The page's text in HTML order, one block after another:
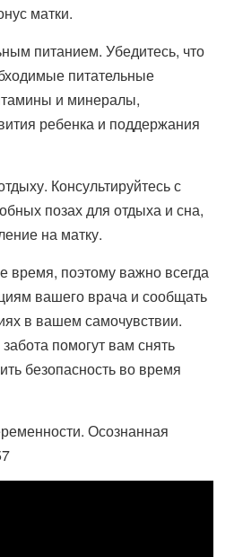
матки.
питанием. Убедитесь, что
питательные
и минералы,
ребенка и поддержания
Консультируйтесь с
позах для отдыха и сна,
на матку.
время, поэтому важно всегда
вашего врача и сообщать
в вашем самочувствии.
помогут вам снять
безопасность во время
Осознанная